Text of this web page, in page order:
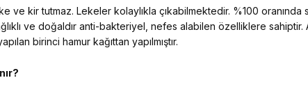
ve kir tutmaz. Lekeler kolaylıkla çıkabilmektedir. %100 oranında
ve doğaldır anti-bakteriyel, nefes alabilen özelliklere
birinci hamur kağıttan yapılmıştır.